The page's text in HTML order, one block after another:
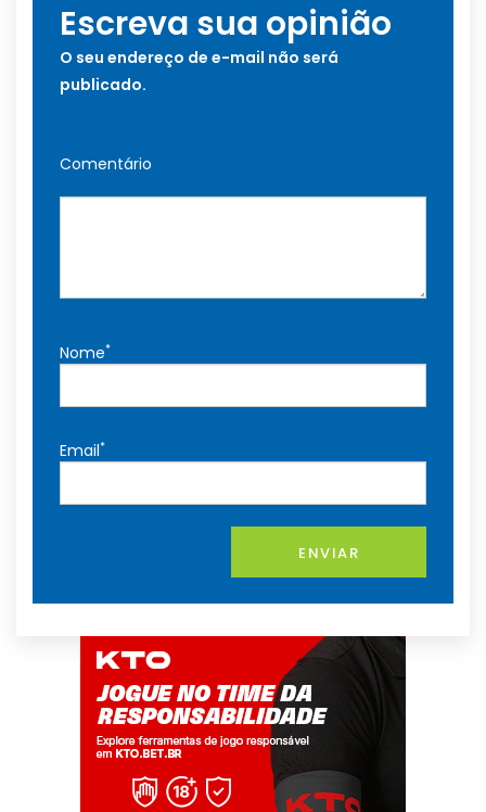
Escreva sua opinião
O seu endereço de e-mail não será
publicado.
Comentário
Nome*
Email*
ENVIAR